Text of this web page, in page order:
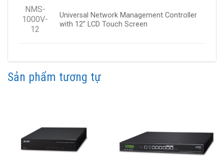
NMS-
1000V-
12
Universal Network Management Controller
with 12” LCD Touch Screen
Sản phẩm tương tự